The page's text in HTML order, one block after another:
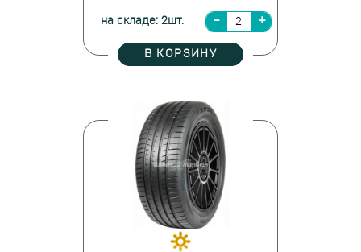
на складе: 2шт.
В КОРЗИНУ